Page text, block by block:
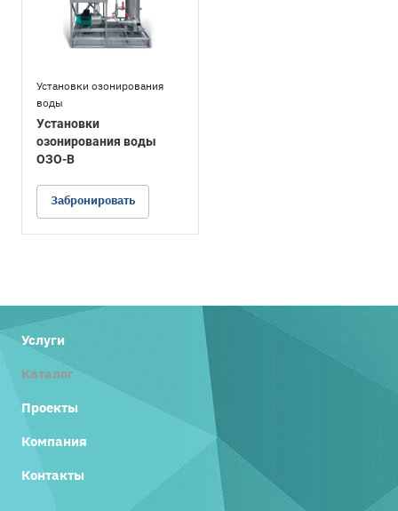
Установки озонирования
воды
Установки
озонирования воды
ОЗО-В
Забронировать
Услуги
Каталог
Проекты
Компания
Контакты